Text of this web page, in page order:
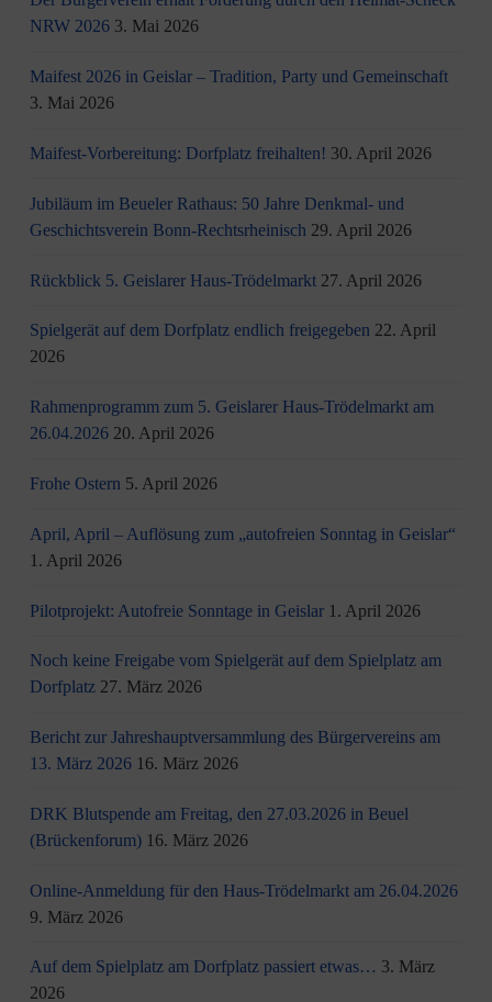
NRW 2026 3. Mai 2026
Maifest 2026 in Geislar – Tradition, Party und Gemeinschaft
3. Mai 2026
Maifest-Vorbereitung: Dorfplatz freihalten! 30. April 2026
Jubiläum im Beueler Rathaus: 50 Jahre Denkmal- und
Geschichtsverein Bonn-Rechtsrheinisch 29. April 2026
Rückblick 5. Geislarer Haus-Trödelmarkt 27. April 2026
Spielgerät auf dem Dorfplatz endlich freigegeben 22. April
2026
Rahmenprogramm zum 5. Geislarer Haus-Trödelmarkt am
26.04.2026 20. April 2026
Frohe Ostern 5. April 2026
April, April – Auflösung zum „autofreien Sonntag in Geislar“
1. April 2026
Pilotprojekt: Autofreie Sonntage in Geislar 1. April 2026
Noch keine Freigabe vom Spielgerät auf dem Spielplatz am
Dorfplatz 27. März 2026
Bericht zur Jahreshauptversammlung des Bürgervereins am
13. März 2026 16. März 2026
DRK Blutspende am Freitag, den 27.03.2026 in Beuel
(Brückenforum) 16. März 2026
Online-Anmeldung für den Haus-Trödelmarkt am 26.04.2026
9. März 2026
Auf dem Spielplatz am Dorfplatz passiert etwas… 3. März
2026